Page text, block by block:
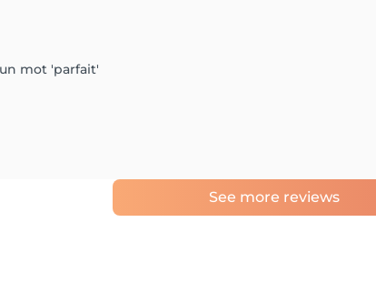
mot 'parfait'
See more reviews